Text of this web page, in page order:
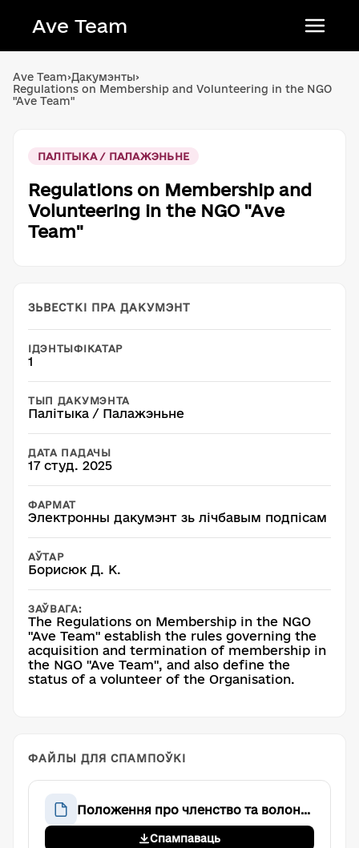
Ave Team
Qırımtatar tili
Ave Team›Дакумэнты›
Regulations on Membership and Volunteering in the NGO
"Ave Team"
ПАЛІТЫКА / ПАЛАЖЭНЬНЕ
Regulations on Membership and
Volunteering in the NGO "Ave
Team"
ЗЬВЕСТКІ ПРА ДАКУМЭНТ
ІДЭНТЫФІКАТАР
1
ТЫП ДАКУМЭНТА
Палітыка / Палажэньне
ДАТА ПАДАЧЫ
17 студ. 2025
ФАРМАТ
Электронны дакумэнт зь лічбавым подпісам
АЎТАР
Борисюк Д. К.
ЗАЎВАГА:
The Regulations on Membership in the NGO
"Ave Team" establish the rules governing the
acquisition and termination of membership in
the NGO "Ave Team", and also define the
status of a volunteer of the Organisation.
ФАЙЛЫ ДЛЯ СПАМПОЎКІ
Положення про членство та волонтерство у Громадській організації «Аве Тім»
Спампаваць